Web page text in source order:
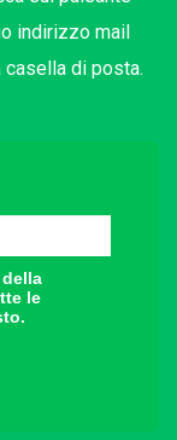
indirizzo mail
di posta.
le